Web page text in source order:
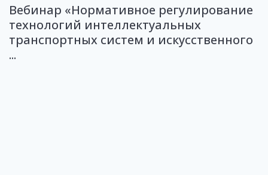
Вебинар «Нормативное регулирование
технологий интеллектуальных
транспортных систем и искусственного
...